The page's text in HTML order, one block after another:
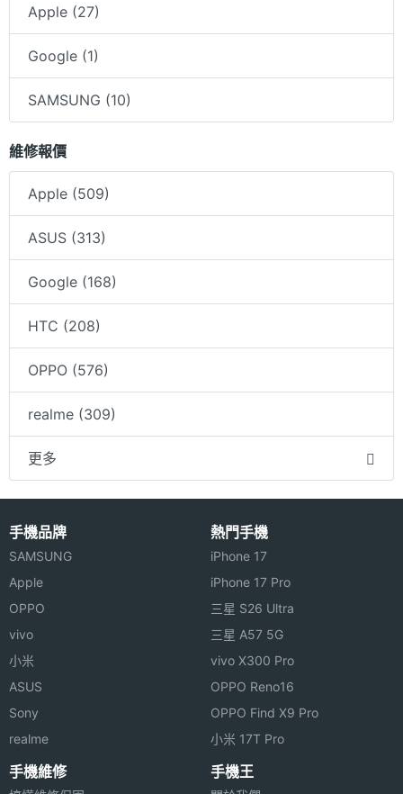
Apple (27)
Google (1)
SAMSUNG (10)
維修報價
Apple (509)
ASUS (313)
Google (168)
HTC (208)
OPPO (576)
realme (309)
更多
手機品牌
SAMSUNG
Apple
OPPO
vivo
小米
ASUS
Sony
realme
熱門手機
iPhone 17
iPhone 17 Pro
三星 S26 Ultra
三星 A57 5G
vivo X300 Pro
OPPO Reno16
OPPO Find X9 Pro
小米 17T Pro
手機維修 手機王